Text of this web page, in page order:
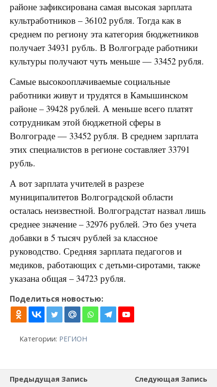
районе зафиксирована самая высокая зарплата
культработников – 36102 рубля. Тогда как в
среднем по региону эта категория бюджетников
получает 34931 рубль. В Волгограде работники
культуры получают чуть меньше — 33452 рубля.
Самые высокооплачиваемые социальные
работники живут и трудятся в Камышинском
районе – 39428 рублей. А меньше всего платят
сотрудникам этой бюджетной сферы в
Волгограде — 33452 рубля. В среднем зарплата
этих специалистов в регионе составляет 33791
рубль.
А вот зарплата учителей в разрезе
муниципалитетов Волгоградской области
осталась неизвестной. Волгоградстат назвал лишь
среднее значение – 32976 рублей. Это без учета
добавки в 5 тысяч рублей за классное
руководство. Средняя зарплата педагогов и
медиков, работающих с детьми-сиротами, также
указана общая – 34723 рубля.
Поделиться новостью:
Категории: РЕГИОН
Предыдущая Запись
Следующая Запись